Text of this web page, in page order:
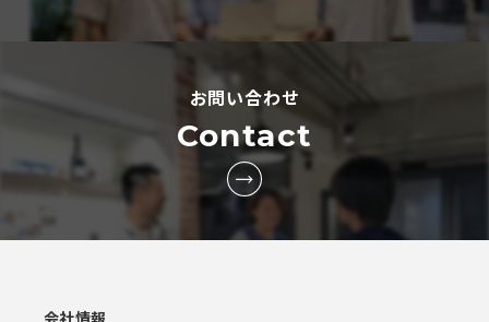
お問い合わせ
Contact